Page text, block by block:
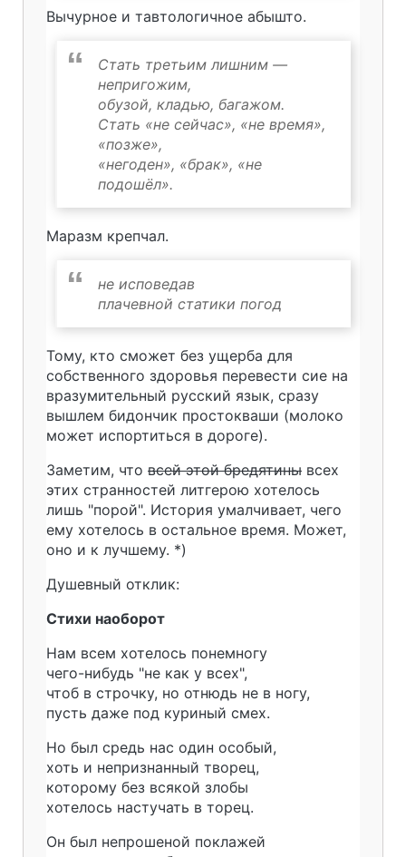
Вычурное и тавтологичное абышто.
Стать третьим лишним —
непригожим,
обузой, кладью, багажом.
Стать «не сейчас», «не время»,
«позже»,
«негоден», «брак», «не
подошёл».
Маразм крепчал.
не исповедав
плачевной статики погод
Тому, кто сможет без ущерба для
собственного здоровья перевести сие на
вразумительный русский язык, сразу
вышлем бидончик простокваши (молоко
может испортиться в дороге).
Заметим, что всей этой бредятины всех
этих странностей литгерою хотелось
лишь "порой". История умалчивает, чего
ему хотелось в остальное время. Может,
оно и к лучшему. *)
Душевный отклик:
Стихи наоборот
Нам всем хотелось понемногу
чего-нибудь "не как у всех",
чтоб в строчку, но отнюдь не в ногу,
пусть даже под куриный смех.
Но был средь нас один особый,
хоть и непризнанный творец,
которому без всякой злобы
хотелось настучать в торец.
Он был непрошеной поклажей